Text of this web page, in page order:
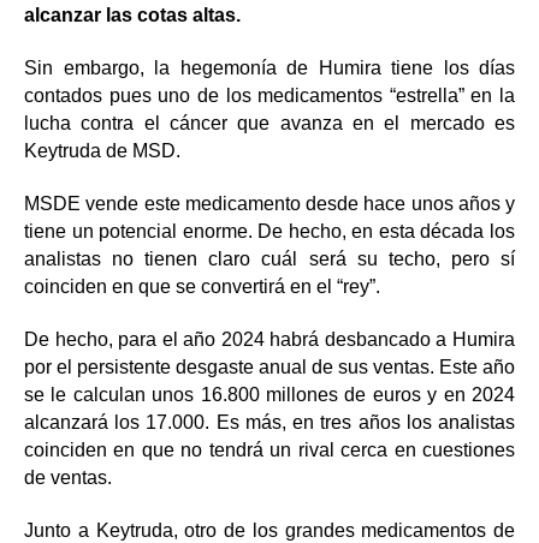
alcanzar las cotas altas.
Sin embargo, la hegemonía de Humira tiene los días
contados pues uno de los medicamentos “estrella” en la
lucha contra el cáncer que avanza en el mercado es
Keytruda de MSD.
MSDE vende este medicamento desde hace unos años y
tiene un potencial enorme. De hecho, en esta década los
analistas no tienen claro cuál será su techo, pero sí
coinciden en que se convertirá en el “rey”.
De hecho, para el año 2024 habrá desbancado a Humira
por el persistente desgaste anual de sus ventas. Este año
se le calculan unos 16.800 millones de euros y en 2024
alcanzará los 17.000. Es más, en tres años los analistas
coinciden en que no tendrá un rival cerca en cuestiones
de ventas.
Junto a Keytruda, otro de los grandes medicamentos de